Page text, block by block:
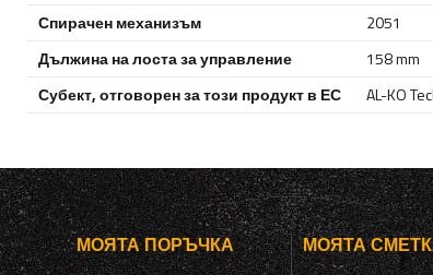
Спирачен механизъм
2051
Дължина на лоста за управление
158 mm
Субект, отговорен за този продукт в ЕС
AL-KO
МОЯТА ПОРЪЧКА МОЯТА